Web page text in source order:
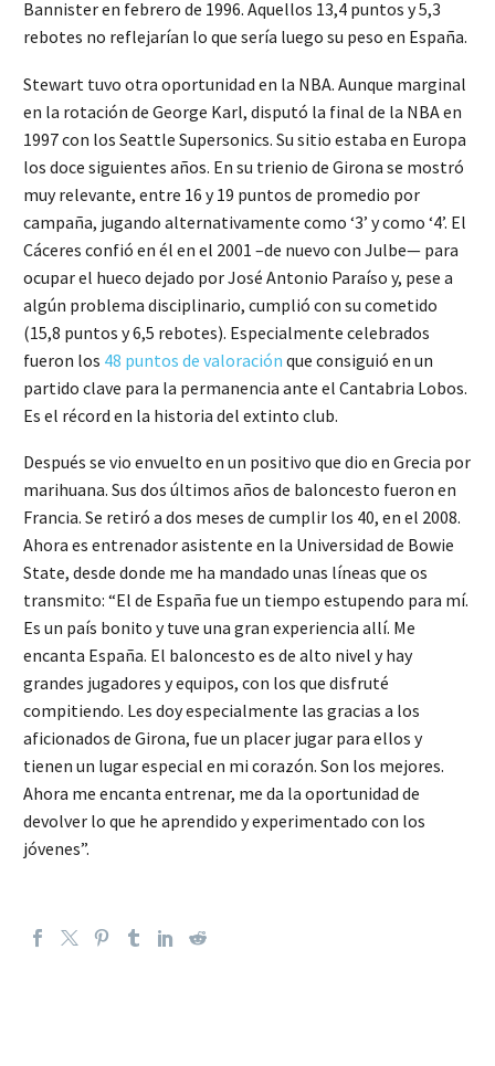
Bannister en febrero de 1996. Aquellos 13,4 puntos y 5,3
rebotes no reflejarían lo que sería luego su peso en España.
Stewart tuvo otra oportunidad en la NBA. Aunque marginal
en la rotación de George Karl, disputó la final de la NBA en
1997 con los Seattle Supersonics. Su sitio estaba en Europa
los doce siguientes años. En su trienio de Girona se mostró
muy relevante, entre 16 y 19 puntos de promedio por
campaña, jugando alternativamente como ‘3’ y como ‘4’. El
Cáceres confió en él en el 2001 –de nuevo con Julbe— para
ocupar el hueco dejado por José Antonio Paraíso y, pese a
algún problema disciplinario, cumplió con su cometido
(15,8 puntos y 6,5 rebotes). Especialmente celebrados
fueron los 48 puntos de valoración que consiguió en un
partido clave para la permanencia ante el Cantabria Lobos.
Es el récord en la historia del extinto club.
Después se vio envuelto en un positivo que dio en Grecia por
marihuana. Sus dos últimos años de baloncesto fueron en
Francia. Se retiró a dos meses de cumplir los 40, en el 2008.
Ahora es entrenador asistente en la Universidad de Bowie
State, desde donde me ha mandado unas líneas que os
transmito: “El de España fue un tiempo estupendo para mí.
Es un país bonito y tuve una gran experiencia allí. Me
encanta España. El baloncesto es de alto nivel y hay
grandes jugadores y equipos, con los que disfruté
compitiendo. Les doy especialmente las gracias a los
aficionados de Girona, fue un placer jugar para ellos y
tienen un lugar especial en mi corazón. Son los mejores.
Ahora me encanta entrenar, me da la oportunidad de
devolver lo que he aprendido y experimentado con los
jóvenes”.